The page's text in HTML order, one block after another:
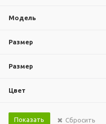
Модель
Размер
Размер
Цвет
Показать Сбросить